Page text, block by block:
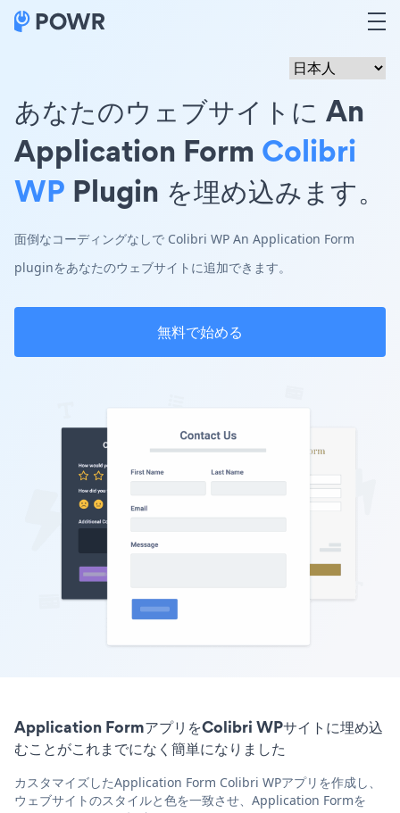
あなたのウェブサイトに An
Application Form Colibri
WP Plugin を埋め込みます。
面倒なコーディングなしで Colibri WP An Application Form
pluginをあなたのウェブサイトに追加できます。
無料で始める
Application FormアプリをColibri WPサイトに埋め込
むことがこれまでになく簡単になりました
カスタマイズしたApplication Form Colibri WPアプリを作成し、
ウェブサイトのスタイルと色を一致させ、Application Formを